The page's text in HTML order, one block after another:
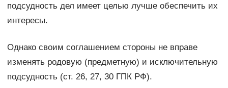
подсудность дел имеет целью лучше обеспечить их
интересы.
Однако своим соглашением стороны не вправе
изменять родовую (предметную) и исключительную
подсудность (ст. 26, 27, 30 ГПК РФ).